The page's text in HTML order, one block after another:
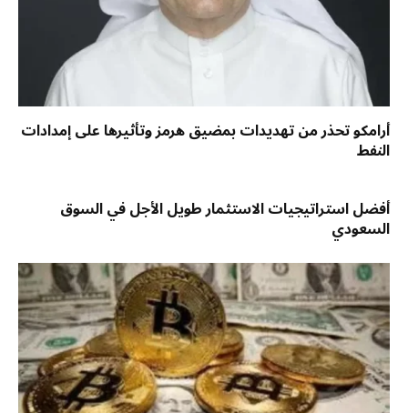
أرامكو تحذر من تهديدات بمضيق هرمز وتأثيرها على إمدادات
النفط
أفضل استراتيجيات الاستثمار طويل الأجل في السوق
السعودي